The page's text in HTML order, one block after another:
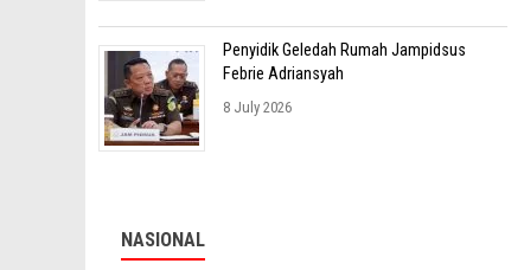
Penyidik Geledah Rumah Jampidsus
Febrie Adriansyah
8 July 2026
NASIONAL